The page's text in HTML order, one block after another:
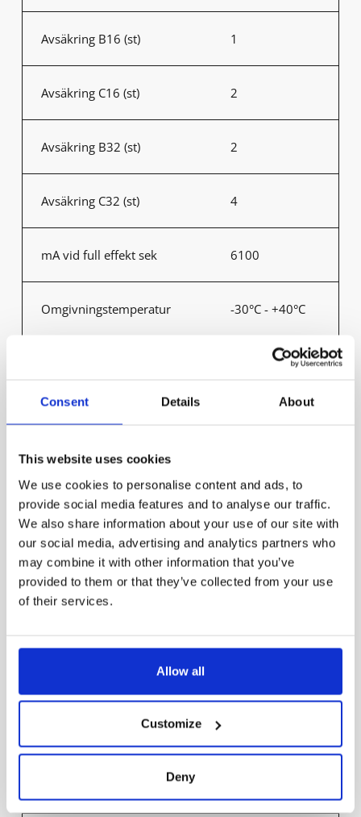
Consent Details About
This website uses cookies
We use cookies to personalise content and ads, to
provide social media features and to analyse our traffic.
We also share information about your use of our site with
our social media, advertising and analytics partners who
may combine it with other information that you’ve
provided to them or that they’ve collected from your use
of their services.
Allow all
Customize
Deny
Avsäkring B16 (st) 1
Avsäkring C16 (st) 2
Avsäkring B32 (st) 2
Avsäkring C32 (st) 4
mA vid full effekt sek 6100
Omgivningstemperatur -30°C - +40°C
Produktvarianter
Artikel Effekt armatur (W) Lumen (armatur)
60300-
401
600 83796
60302-
600 95253